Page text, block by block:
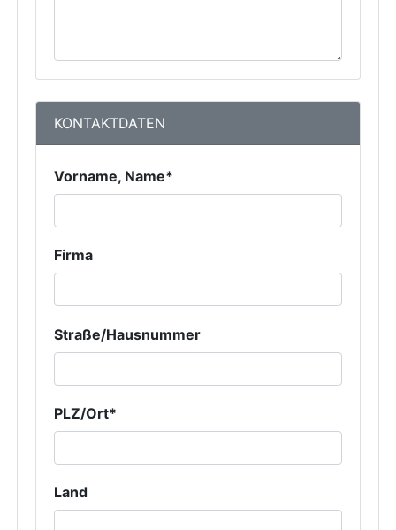
KONTAKTDATEN
Vorname, Name*
Firma
Straße/Hausnummer
PLZ/Ort*
Land